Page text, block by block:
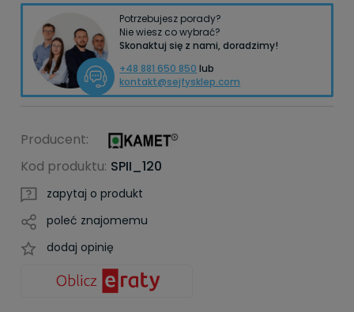
Potrzebujesz porady?
Nie wiesz co wybrać?
Skonaktuj się z nami, doradzimy!
+48 881 650 850 lub
kontakt@sejfysklep.com
Producent:
Kod produktu: SPII_120
zapytaj o produkt
poleć znajomemu
dodaj opinię